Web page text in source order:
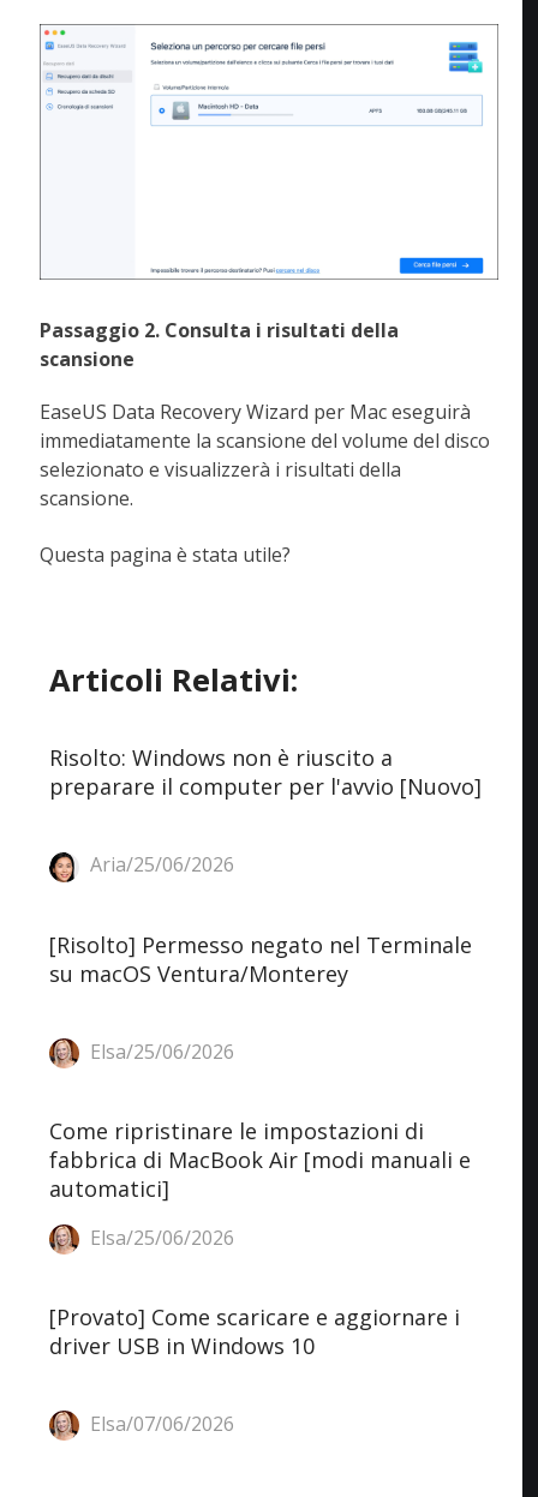
Passaggio 2. Consulta i risultati della
scansione
EaseUS Data Recovery Wizard per Mac eseguirà
immediatamente la scansione del volume del disco
selezionato e visualizzerà i risultati della
scansione.
Questa pagina è stata utile?
Articoli Relativi:
Risolto: Windows non è riuscito a
preparare il computer per l'avvio [Nuovo]
Aria/25/06/2026
[Risolto] Permesso negato nel Terminale
su macOS Ventura/Monterey
Elsa/25/06/2026
Come ripristinare le impostazioni di
fabbrica di MacBook Air [modi manuali e
automatici]
Elsa/25/06/2026
[Provato] Come scaricare e aggiornare i
driver USB in Windows 10
Elsa/07/06/2026